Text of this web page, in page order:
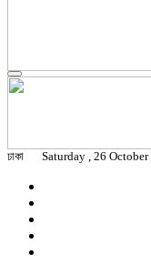
ঢাকা Saturday , 26